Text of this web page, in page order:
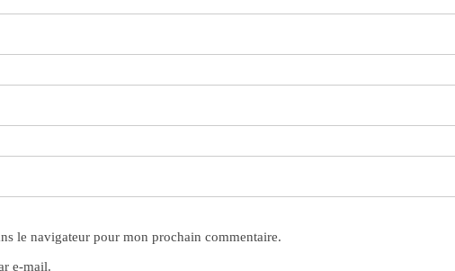
le navigateur pour mon prochain commentaire.
e-mail.